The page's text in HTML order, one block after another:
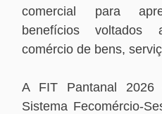
comercial para
benefícios voltados
comércio de bens,
A FIT Pantanal
Sistema Fecomércio-